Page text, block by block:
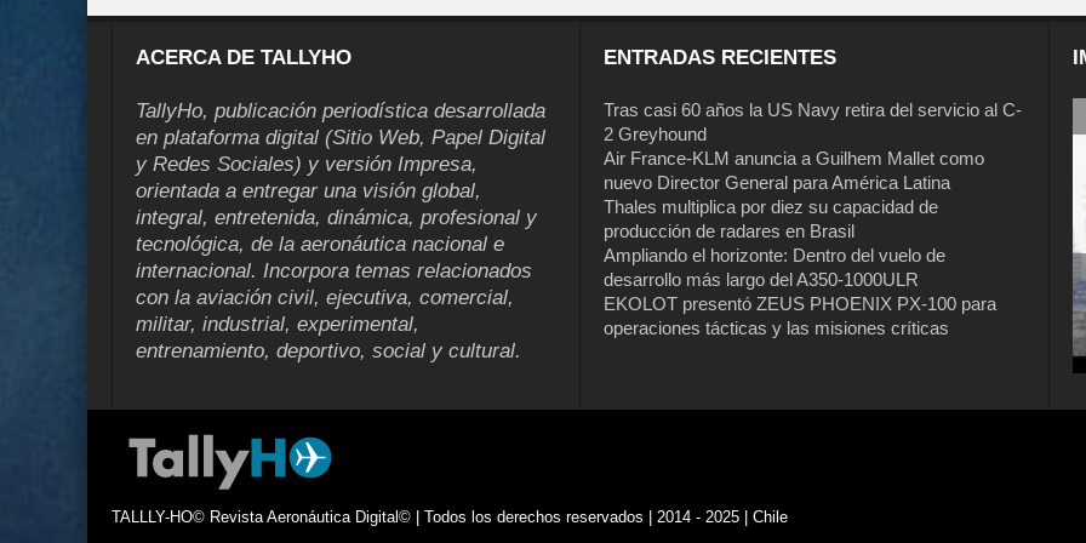
ACERCA DE TALLYHO
TallyHo, publicación periodística desarrollada
en plataforma digital (Sitio Web, Papel Digital
y Redes Sociales) y versión Impresa,
orientada a entregar una visión global,
integral, entretenida, dinámica, profesional y
tecnológica, de la aeronáutica nacional e
internacional. Incorpora temas relacionados
con la aviación civil, ejecutiva, comercial,
militar, industrial, experimental,
entrenamiento, deportivo, social y cultural.
ENTRADAS RECIENTES
Tras casi 60 años la US Navy retira del servicio al C-
2 Greyhound
Air France-KLM anuncia a Guilhem Mallet como
nuevo Director General para América Latina
Thales multiplica por diez su capacidad de
producción de radares en Brasil
Ampliando el horizonte: Dentro del vuelo de
desarrollo más largo del A350-1000ULR
EKOLOT presentó ZEUS PHOENIX PX-100 para
operaciones tácticas y las misiones críticas
Tras casi 60 años la US Navy retira del
servicio al C-2 Greyhound
TALLLY-HO© Revista Aeronáutica Digital© | Todos los derechos reservados | 2014 - 2025 | Chile